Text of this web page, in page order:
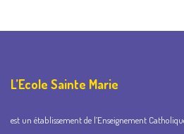
L’Ecole Sainte Marie
est un établissement de l’Enseignement